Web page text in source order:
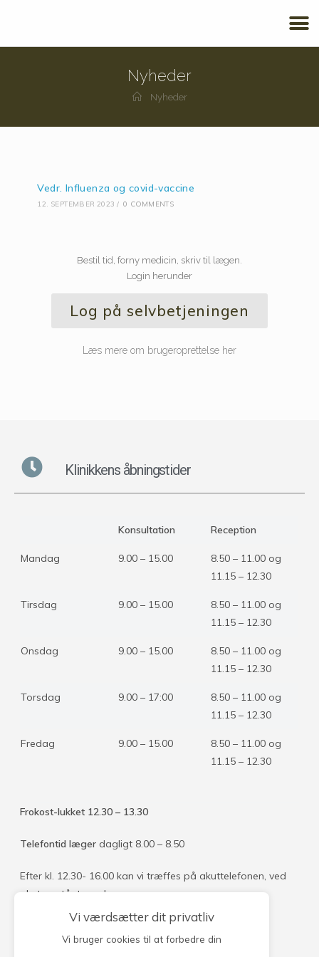
Nyheder
Nyheder
Vedr. Influenza og covid-vaccine
12. SEPTEMBER 2023 / 0 COMMENTS
Bestil tid, forny medicin, skriv til lægen.
Login herunder
Log på selvbetjeningen
Læs mere om brugeroprettelse her
Klinikkens åbningstider
Konsultation Reception
Mandag 9.00 – 15.00
8.50 – 11.00 og
11.15 – 12.30
Tirsdag 9.00 – 15.00
8.50 – 11.00 og
11.15 – 12.30
Onsdag 9.00 – 15.00
8.50 – 11.00 og
11.15 – 12.30
Torsdag 9.00 – 17:00
8.50 – 11.00 og
11.15 – 12.30
Fredag 9.00 – 15.00
8.50 – 11.00 og
11.15 – 12.30
Frokost-lukket 12.30 – 13.30
Telefontid læger dagligt 8.00 – 8.50
Efter kl. 12.30- 16.00 kan vi træffes på akuttelefonen, ved
akut opstået sygdom.
Vi værdsætter dit privatliv
Vi bruger cookies til at forbedre din